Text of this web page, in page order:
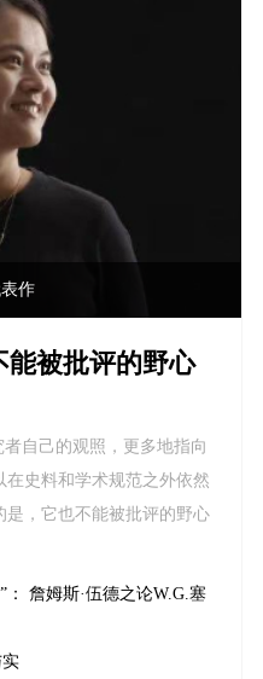
作
能被批评的野心
自己的观照，更多地指向
史料和学术规范之外依然
，它也不能被批评的野心
詹姆斯·伍德之论W.G.塞
实